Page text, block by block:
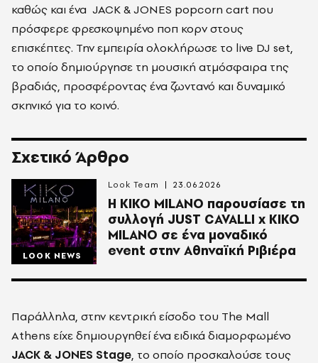
καθώς και ένα JACK & JONES popcorn cart που
πρόσφερε φρεσκοψημένο ποπ κορν στους
επισκέπτες. Την εμπειρία ολοκλήρωσε το live DJ set,
το οποίο δημιούργησε τη μουσική ατμόσφαιρα της
βραδιάς, προσφέροντας ένα ζωντανό και δυναμικό
σκηνικό για το κοινό.
Σχετικό Άρθρο
LOOK NEWS
Η KIKO MILANO παρουσίασε τη
συλλογή JUST CAVALLI x KIKO
MILANO σε ένα μοναδικό
event στην Αθηναϊκή Ριβιέρα
Look Team 23.06.2026
Παράλληλα, στην κεντρική είσοδο του The Mall
Athens είχε δημιουργηθεί ένα ειδικά διαμορφωμένο
JACK & JONES Stage, το οποίο προσκαλούσε τους